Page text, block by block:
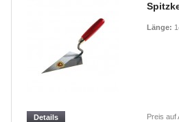
Länge:
Preis auf
Details